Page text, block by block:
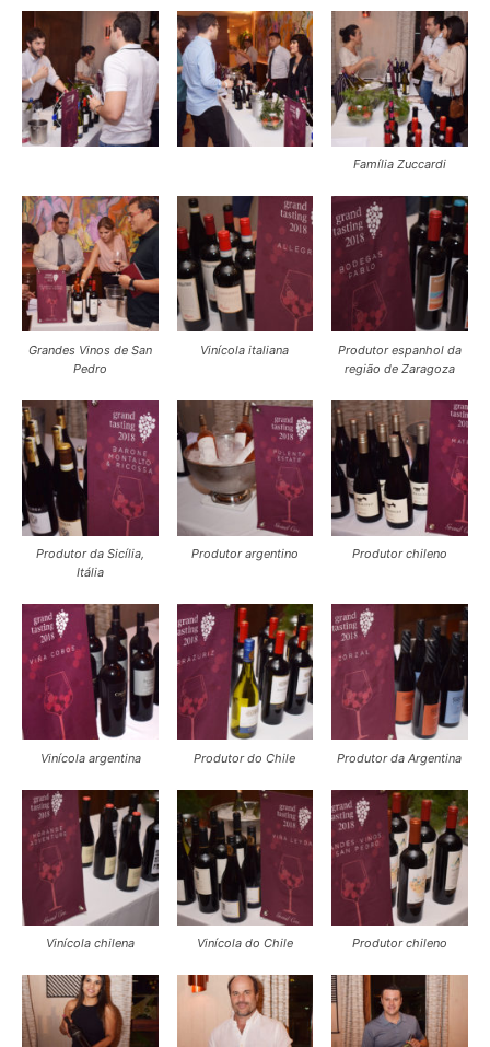
Família Zuccardi
Grandes Vinos de San
Pedro
Vinícola italiana
Produtor espanhol da
região de Zaragoza
Produtor da Sicília,
Itália
Produtor argentino Produtor chileno
Vinícola argentina Produtor do Chile Produtor da Argentina
Vinícola chilena Vinícola do Chile Produtor chileno